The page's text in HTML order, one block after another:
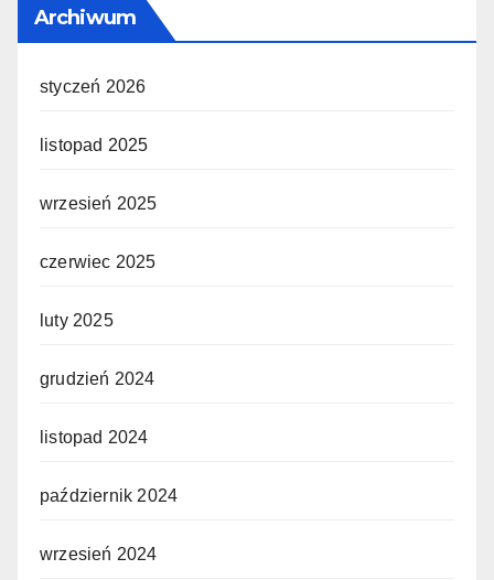
Archiwum
styczeń 2026
listopad 2025
wrzesień 2025
czerwiec 2025
luty 2025
grudzień 2024
listopad 2024
październik 2024
wrzesień 2024